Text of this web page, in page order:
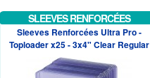
SLEEVES RENFORCÉES
Sleeves Renforcées Ultra Pro -
Toploader x25 - 3x4" Clear Regular